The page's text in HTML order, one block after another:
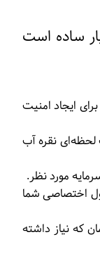
ساده است
ایجاد امنیت
نقره آب‌
مورد نظر.
اختصاصی شما
که نیاز داشته